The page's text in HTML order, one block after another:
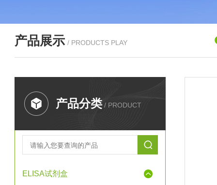
产品展示 / PRODUCTS PLAY
产品分类 / PRODUCT
ELISA试剂盒